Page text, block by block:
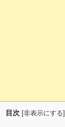
目次 [非表示にする]